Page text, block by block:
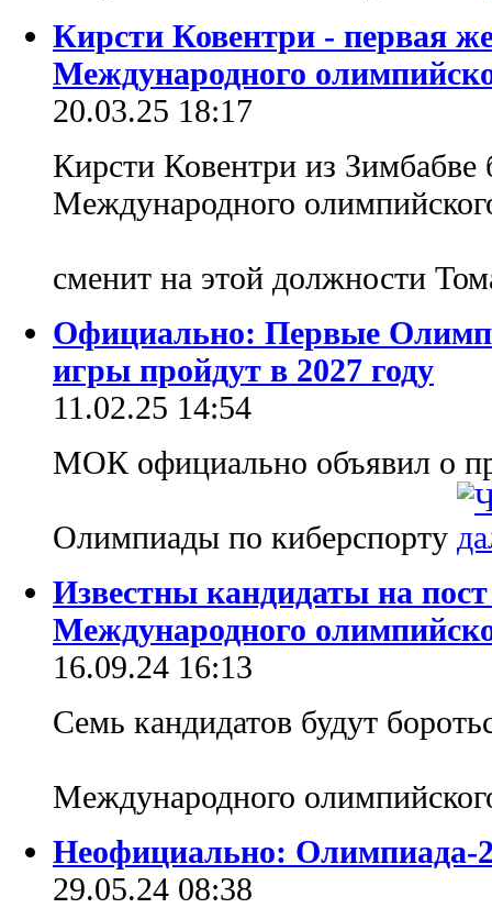
Кирсти Ковентри - первая
Международного
20.03.25 18:17
Кирсти Ковентри из Зимбабве
Международного
сменит на этой должности
Официально: Первые
игры пройдут в 2027 году
11.02.25 14:54
МОК официально объявил о
Олимпиады по киберспорту
Известны кандидаты на пост
Международного
16.09.24 16:13
Семь кандидатов будут
Международного
Неофициально: Олимпиада-
29.05.24 08:38